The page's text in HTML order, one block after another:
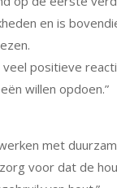
en is
veel positieve
willen opdoen.”
met
voor dat de